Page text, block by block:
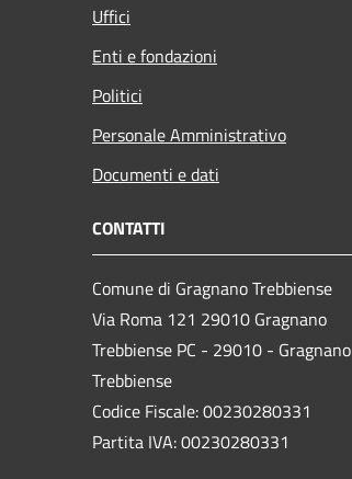
Uffici
Enti e fondazioni
Politici
Personale Amministrativo
Documenti e dati
CONTATTI
Comune di Gragnano Trebbiense
Via Roma 121 29010 Gragnano
Trebbiense PC - 29010 - Gragnano
Trebbiense
Codice Fiscale: 00230280331
Partita IVA: 00230280331